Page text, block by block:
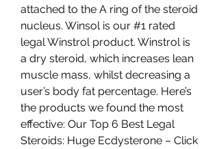
attached to the A ring of the steroid
nucleus. Winsol is our #1 rated
legal Winstrol product. Winstrol is
a dry steroid, which increases lean
muscle mass, whilst decreasing a
user’s body fat percentage. Here’s
the products we found the most
effective: Our Top 6 Best Legal
Steroids: Huge Ecdysterone – Click